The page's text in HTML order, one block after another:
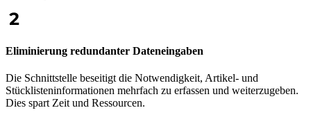
Eliminierung redundanter Dateneingaben
Die Schnittstelle beseitigt die Notwendigkeit, Artikel- und
Stücklisteninformationen mehrfach zu erfassen und weiterzugeben.
Dies spart Zeit und Ressourcen.